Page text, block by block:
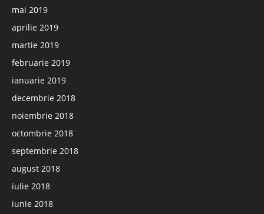
mai 2019
aprilie 2019
martie 2019
februarie 2019
ianuarie 2019
decembrie 2018
noiembrie 2018
octombrie 2018
septembrie 2018
august 2018
iulie 2018
iunie 2018